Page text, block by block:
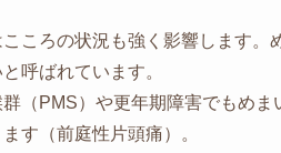
ころの状況も強く影響します。
呼ばれています。
（PMS）や更年期障害でもめま
す（前庭性片頭痛）。